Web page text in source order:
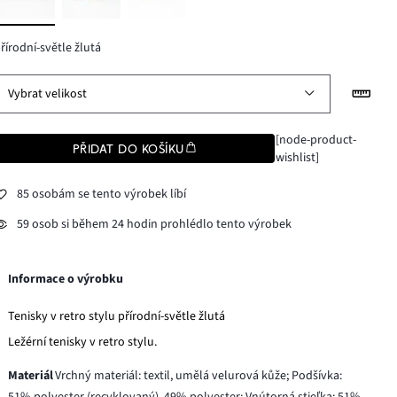
světle žlutá
Vybrat velikost
PŘIDAT DO KOŠÍKU
[node-product-
wishlist]
85 osobám se tento výrobek líbí
59 osob si během 24 hodin prohlédlo tento výrobek
Informace o výrobku
Tenisky v retro stylu přírodní-světle žlutá
Ležérní tenisky v retro stylu.
MateriálVrchný materiál: textil, umělá velurová kůže; Podšívka: